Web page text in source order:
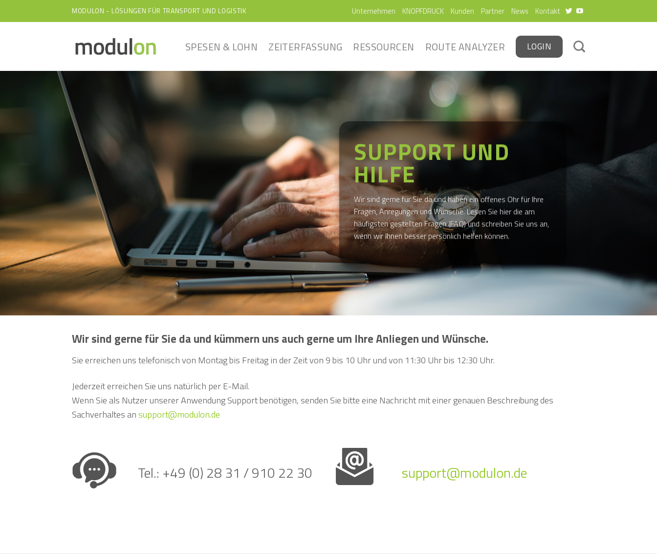
to
MODULON - LÖSUNGEN FÜR TRANSPORT UND LOGISTIK Unternehmen KNOPFDRUCK Kunden Partner News Kontakt
SPESEN & LOHN ZEITERFASSUNG RESSOURCEN ROUTE ANALYZER LOGIN
SUPPORT UND
HILFE
Wir sind gerne für Sie da und haben ein offenes Ohr für Ihre
Fragen, Anregungen und Wünsche. Lesen Sie hier die am
häufigsten gestellten Fragen (FAQ) und schreiben Sie uns an,
wenn wir Ihnen besser persönlich helfen können.
Wir sind gerne für Sie da und kümmern uns auch gerne um Ihre Anliegen und Wünsche.
Sie erreichen uns telefonisch von Montag bis Freitag in der Zeit von 9 bis 10 Uhr und von 11:30 Uhr bis 12:30 Uhr.
Jederzeit erreichen Sie uns natürlich per E-Mail.
Wenn Sie als Nutzer unserer Anwendung Support benötigen, senden Sie bitte eine Nachricht mit einer genauen Beschreibung des
Sachverhaltes an support@modulon.de
Tel.: +49 (0) 28 31 / 910 22 30 support@modulon.de